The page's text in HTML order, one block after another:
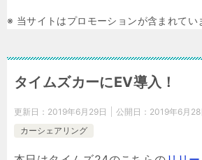
※ 当サイトはプロモーションが含まれてい
タイムズカーにEV導入！
更新日： 2019年6月29日 公開日： 2019年6月28
カーシェアリング